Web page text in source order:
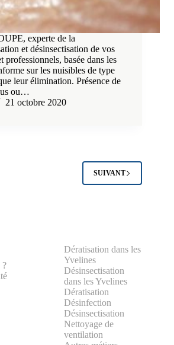
experte de la
et désinsectisation de vos
professionnels, basée dans les
sur les nuisibles de type
leur élimination. Présence de
ou…
21 octobre 2020
SUIVANT
?
Dératisation dans les
Yvelines
Désinsectisation
dans les Yvelines
Dératisation
Désinfection
Désinsectisation
Nettoyage de
ventilation